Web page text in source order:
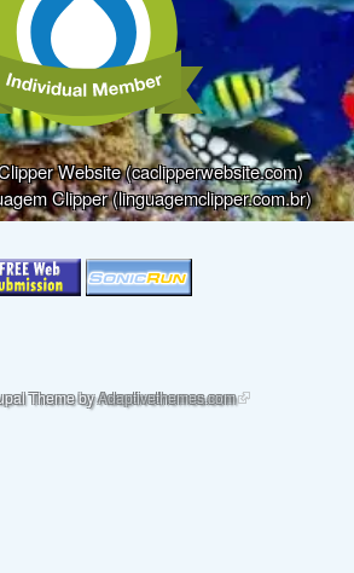
Website (caclipperwebsite.com)
Clipper (linguagemclipper.com.br)
Theme byAdaptivethemes.com(link is external)